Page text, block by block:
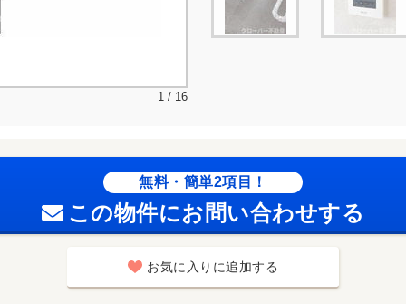
1 / 16
無料・簡単2項目！
この物件にお問い合わせする
お気に入りに追加する